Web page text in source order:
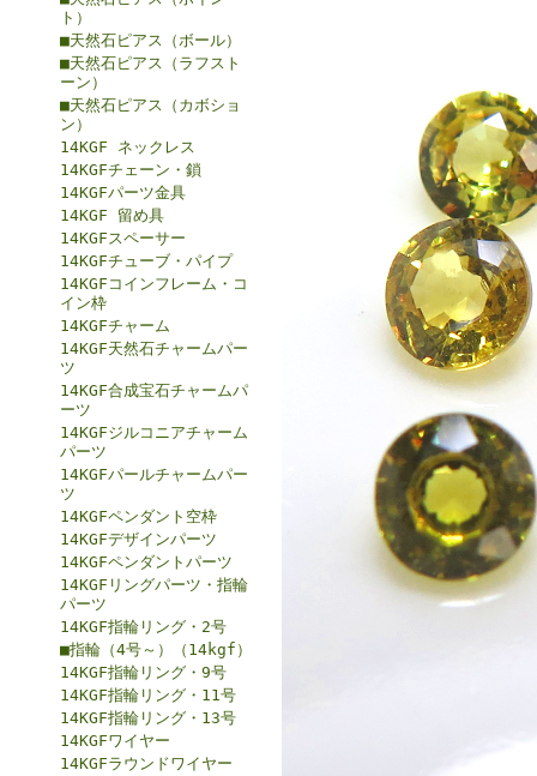
ト）
■天然石ピアス（ボール）
■天然石ピアス（ラフスト
ーン）
■天然石ピアス（カボショ
ン）
14KGF ネックレス
14KGFチェーン・鎖
14KGFパーツ金具
14KGF 留め具
14KGFスペーサー
14KGFチューブ・パイプ
14KGFコインフレーム・コ
イン枠
14KGFチャーム
14KGF天然石チャームパー
ツ
14KGF合成宝石チャームパ
ーツ
14KGFジルコニアチャーム
パーツ
14KGFパールチャームパー
ツ
14KGFペンダント空枠
14KGFデザインパーツ
14KGFペンダントパーツ
14KGFリングパーツ・指輪
パーツ
14KGF指輪リング・2号
■指輪（4号～）（14kgf）
14KGF指輪リング・9号
14KGF指輪リング・11号
14KGF指輪リング・13号
14KGFワイヤー
14KGFラウンドワイヤー